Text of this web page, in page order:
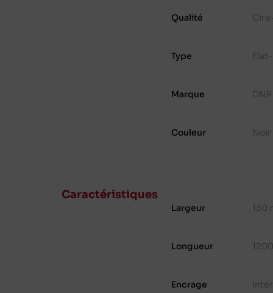
Qualité
Type
Marque DNP
Couleur Noir
Caractéristiques
Largeur 130
Longueur
Encrage